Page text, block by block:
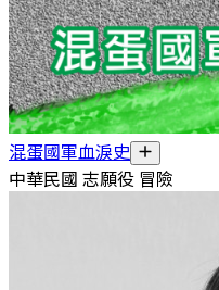
混蛋國軍血淚史
中華民國 志願役 冒險